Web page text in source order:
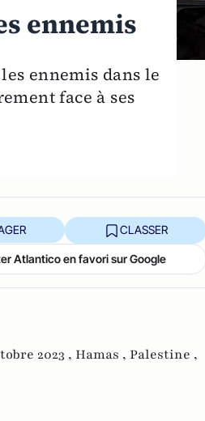
ennemis
ennemis dans le
face à ses
CLASSER
Atlantico en favori sur Google
2023 , Hamas , Palestine ,